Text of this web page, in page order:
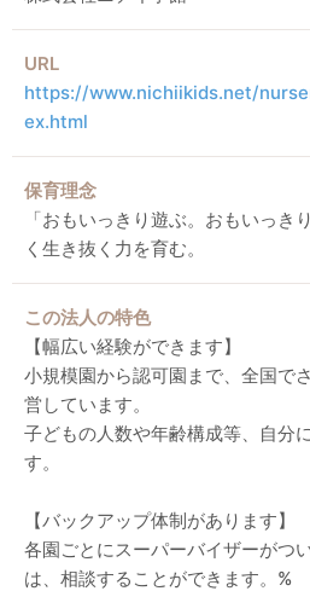
URL
https://www.nichiikids.net/
ex.html
保育理念
「おもいっきり遊ぶ。おもいっき
く生き抜く力を育む。
この法人の特色
【幅広い経験ができます】
小規模園から認可園まで、全国で
営しています。
子どもの人数や年齢構成等、自分
す。
【バックアップ体制があります】
各園ごとにスーパーバイザーがつ
は、相談することができます。%